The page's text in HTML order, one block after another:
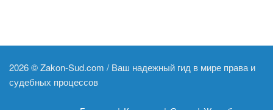
2026 ©Zakon-Sud.com / Ваш надежный гид в мире права и
судебных процессов